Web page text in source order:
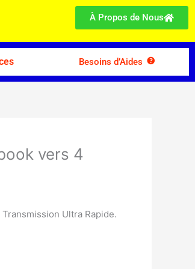
À Propos de Nous
Besoins d’Aides
vers 4
Ultra Rapide.